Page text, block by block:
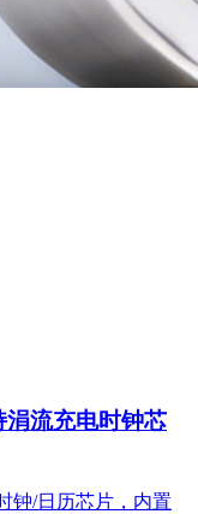
流充电时钟芯
钟/日历芯片，内置